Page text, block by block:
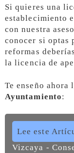
Si quieres una
establecimiento
con nuestra
conocer si optas
reformas
la licencia de
Te enseño ahora
Ayuntamiento:
Lee este
Vizcaya -